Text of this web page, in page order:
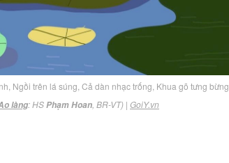
Ngồi trên lá súng, Cả dàn nhạc trống, Khua gõ tưng bừng,
làng: HSPhạm Hoan , BR-VT) | GoiY.vn